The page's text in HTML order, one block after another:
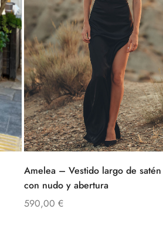
Amelea – Vestido largo de
con nudo y abertura
590,00 €